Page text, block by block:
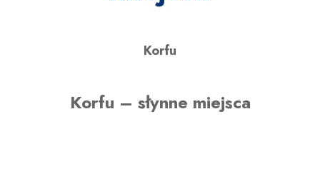
Korfu
Korfu – słynne miejsca